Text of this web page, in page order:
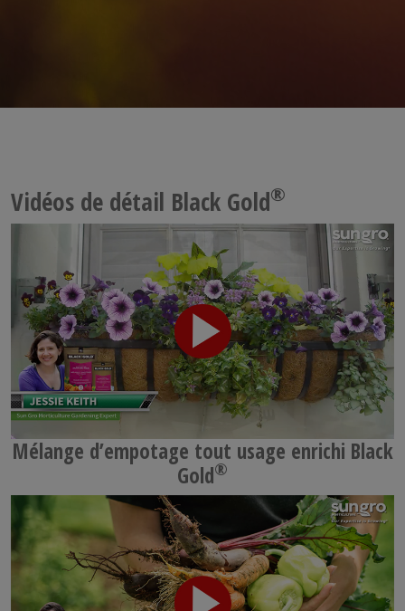
Vidéos de détail Black Gold®
Mélange d’empotage tout usage enrichi Black
Gold®